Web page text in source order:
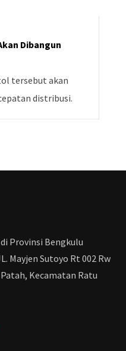
Dibangun
tersebut akan
distribusi.
Provinsi Bengkulu
Mayjen Sutoyo Rt 002 Rw
Kecamatan Ratu